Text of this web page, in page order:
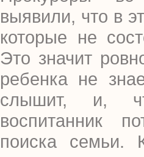
выявили, что в
которые не
Это значит
ребенка не
слышит, и,
воспитанник
поиска семьи.